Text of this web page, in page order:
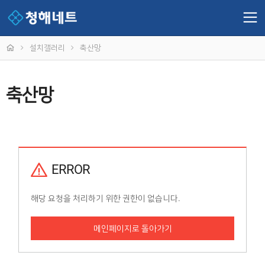
설치갤러리 축산망
축산망
ERROR
해당 요청을 처리하기 위한 권한이 없습니다.
메인페이지로 돌아가기